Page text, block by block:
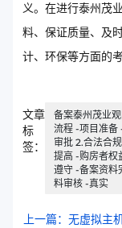
义。在进行泰州茂
料、保证质量、及
计、环保等方面的
文章
标
签：
备案泰州茂业
流程 -项目准备
审批 2.合法合
提高 -购房者权
遵守 -备案资料
料审核 -真实
上一篇：无虚拟主